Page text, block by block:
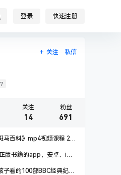
登录 快速注册
关注 私信
关注
14
粉丝
691
马百科》mp4视频课程 20
版书籍的app，安卓、iOS
子看的100部BBC经典纪录